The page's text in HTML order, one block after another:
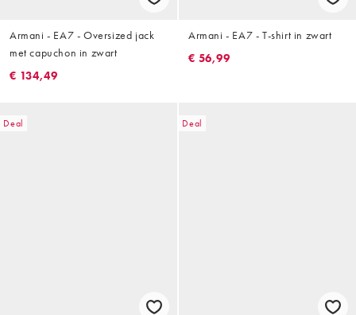
Armani - EA7 - Oversized jack
met capuchon in zwart
€ 134,49
Armani - EA7 - T-shirt in zwart
€ 56,99
Deal Deal